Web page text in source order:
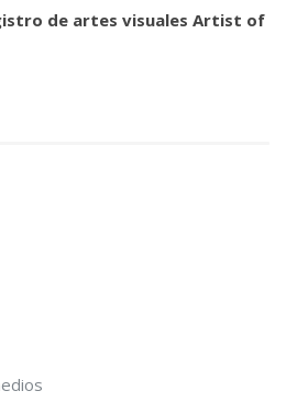
de artes visuales Artist of